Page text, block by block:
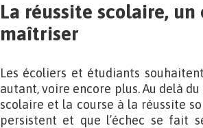
La réussite scolaire,
maîtriser
Les écoliers et étudiants
autant, voire encore plus. Au delà
scolaire et la course à la réussite
persistent et que l’échec se fait